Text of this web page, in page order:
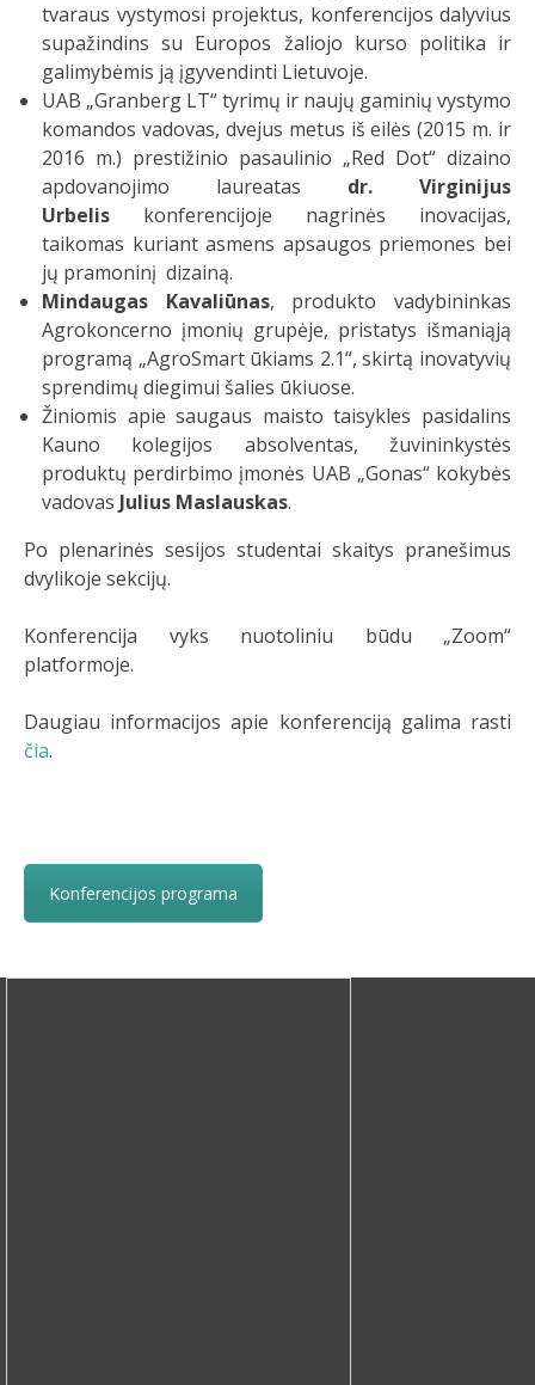
tvaraus vystymosi projektus, konferencijos dalyvius
supažindins su Europos žaliojo kurso politika ir
galimybėmis ją įgyvendinti Lietuvoje.
UAB „Granberg LT“ tyrimų ir naujų gaminių vystymo
komandos vadovas, dvejus metus iš eilės (2015 m. ir
2016 m.) prestižinio pasaulinio „Red Dot“ dizaino
apdovanojimo laureatas dr. Virginijus
Urbelis konferencijoje nagrinės inovacijas,
taikomas kuriant asmens apsaugos priemones bei
jų pramoninį dizainą.
Mindaugas Kavaliūnas, produkto vadybininkas
Agrokoncerno įmonių grupėje, pristatys išmaniąją
programą „AgroSmart ūkiams 2.1“, skirtą inovatyvių
sprendimų diegimui šalies ūkiuose.
Žiniomis apie saugaus maisto taisykles pasidalins
Kauno kolegijos absolventas, žuvininkystės
produktų perdirbimo įmonės UAB „Gonas“ kokybės
vadovas Julius Maslauskas.
Po plenarinės sesijos studentai skaitys pranešimus
dvylikoje sekcijų.
Konferencija vyks nuotoliniu būdu „Zoom“
platformoje.
Daugiau informacijos apie konferenciją galima rasti
čia.
Konferencijos programa